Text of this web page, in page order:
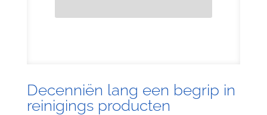
Decenniën lang een begrip in
reinigings producten